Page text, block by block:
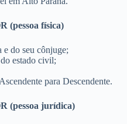
(pessoa física)
e do seu cônjuge;
estado civil;
para Descendente.
(pessoa jurídica)